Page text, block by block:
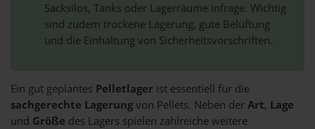
Sacksilos, Tanks oder Lagerräume infrage. Wichtig
sind zudem trockene Lagerung, gute Belüftung
und die Einhaltung von Sicherheitsvorschriften.
Ein gut geplantes Pelletlager ist essentiell für die
sachgerechte Lagerungvon Pellets. Neben derArt, Lage
und Größe des Lagers spielen zahlreiche weitere